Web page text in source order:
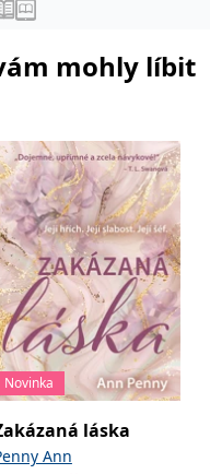
mohly líbit
Novinka
láska
Ann